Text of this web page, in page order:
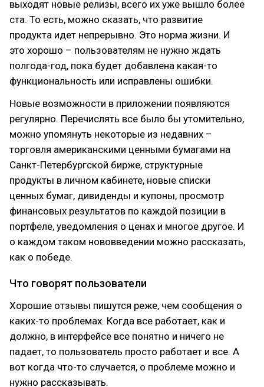
выходят новые релизы, всего их уже вышло более
ста. То есть, можно сказать, что развитие
продукта идет непрерывно. Это норма жизни. И
это хорошо – пользователям не нужно ждать
полгода-год, пока будет добавлена какая-то
функциональность или исправлены ошибки.
Новые возможности в приложении появляются
регулярно. Перечислять все было бы утомительно,
можно упомянуть некоторые из недавних –
торговля американскими ценными бумагами на
Санкт-Петербургской бирже, структурные
продукты в личном кабинете, новые списки
ценных бумаг, дивиденды и купоны, просмотр
финансовых результатов по каждой позиции в
портфеле, уведомления о ценах и многое другое. И
о каждом таком нововведении можно рассказать,
как о победе.
Что говорят пользователи
Хорошие отзывы пишутся реже, чем сообщения о
каких-то проблемах. Когда все работает, как и
должно, в интерфейсе все понятно и ничего не
падает, то пользователь просто работает и все. А
вот когда что-то случается, о проблеме можно и
нужно рассказывать.